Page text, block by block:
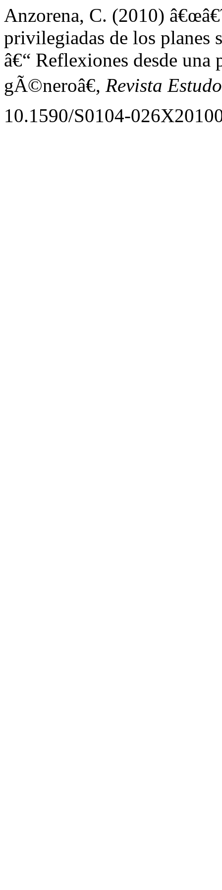
Anzorena, C. (2010)
privilegiadas de los
â€“ Reflexiones desde una
gÃ©neroâ€, Revista
10.1590/S0104-